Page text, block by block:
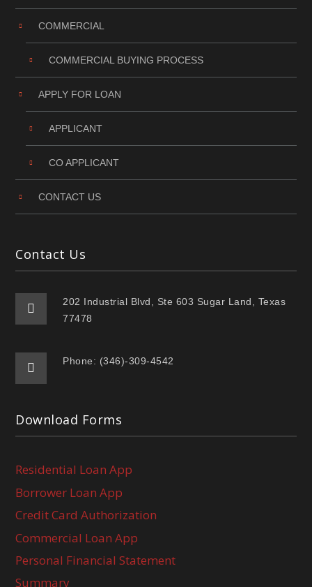
COMMERCIAL
COMMERCIAL BUYING PROCESS
APPLY FOR LOAN
APPLICANT
CO APPLICANT
CONTACT US
Contact Us
202 Industrial Blvd, Ste 603 Sugar Land, Texas
77478
Phone: (346)-309-4542
Download Forms
Residential Loan App
Borrower Loan App
Credit Card Authorization
Commercial Loan App
Personal Financial Statement
Summary